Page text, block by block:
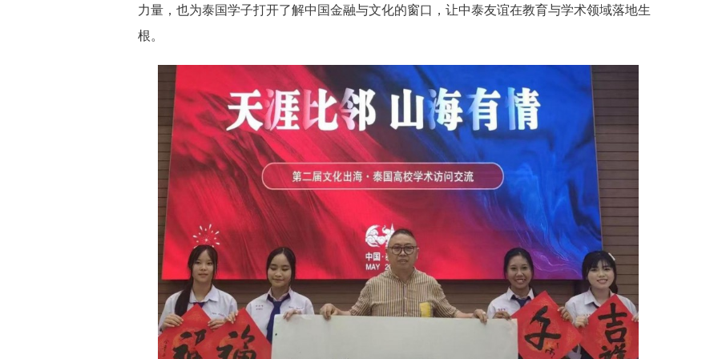
力量，也为泰国学子打开了解中国金融与文化的窗口，让中泰友谊在教育与学术领域落地生
根。